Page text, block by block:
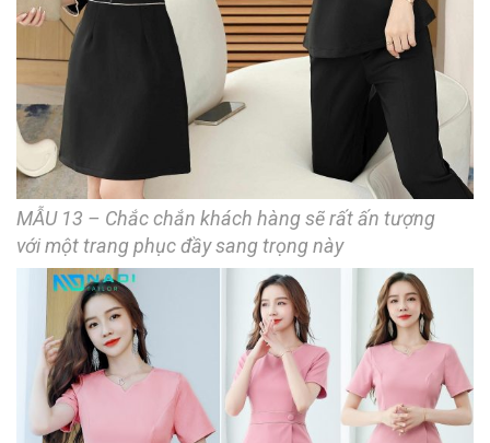
MẪU 13 – Chắc chắn khách hàng sẽ rất ấn tượng
với một trang phục đầy sang trọng này